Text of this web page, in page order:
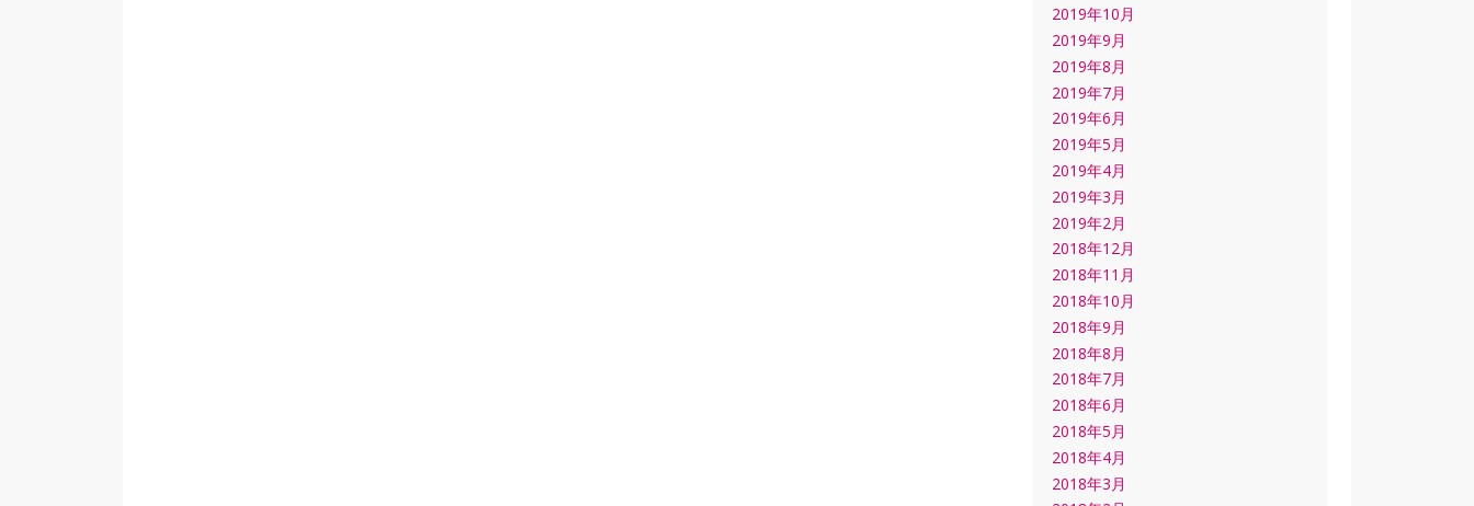
2019年10月
2019年9月
2019年8月
2019年7月
2019年6月
2019年5月
2019年4月
2019年3月
2019年2月
2018年12月
2018年11月
2018年10月
2018年9月
2018年8月
2018年7月
2018年6月
2018年5月
2018年4月
2018年3月